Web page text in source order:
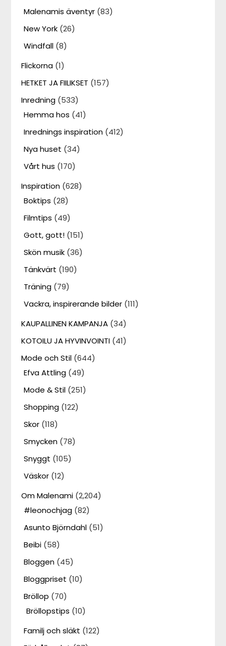
Malenamis äventyr (83)
New York (26)
Windfall (8)
Flickorna (1)
HETKET JA FIILIKSET (157)
Inredning (533)
Hemma hos (41)
Inrednings inspiration (412)
Nya huset (34)
Vårt hus (170)
Inspiration (628)
Boktips (28)
Filmtips (49)
Gott, gott! (151)
Skön musik (36)
Tänkvärt (190)
Träning (79)
Vackra, inspirerande bilder (111)
KAUPALLINEN KAMPANJA (34)
KOTOILU JA HYVINVOINTI (41)
Mode och Stil (644)
Efva Attling (49)
Mode & Stil (251)
Shopping (122)
Skor (118)
Smycken (78)
Snyggt (105)
Väskor (12)
Om Malenami (2,204)
#leonochjag (82)
Asunto Björndahl (51)
Beibi (58)
Bloggen (45)
Bloggpriset (10)
Bröllop (70)
Bröllopstips (10)
Familj och släkt (122)